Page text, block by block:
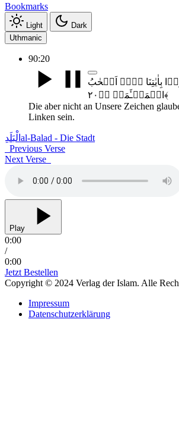
Bookmarks
Light
Dark
Uthmanic
90:20
بِاٰیٰتِنَا ہُمۡ اَصۡحٰبُ
الۡمَشۡـَٔمَۃِ ﴿ؕ۲۰﴾
Die aber nicht an Unsere Zeichen
Linken sein.
الْبَلَدِ al-Balad - Die Stadt
Previous Verse
Next Verse
Play
0:00
/
0:00
Jetzt Bestellen
Copyright © 2024 Verlag der Islam. Alle
Impressum
Datenschutzerklärung